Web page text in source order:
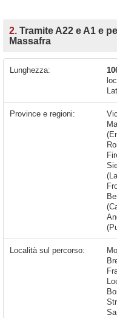
2. Tramite A22 e A1 e
Massafra
Lunghezza:
Province e regioni:
Località sul percorso: Montecchio Maggiore-Alte